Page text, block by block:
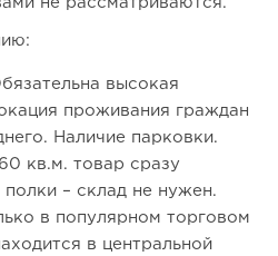
до бизнеса стоимостью
не рассматриваются.
высокая
проживания граждан
Наличие парковки.
кв.м. товар сразу
полки – склад не нужен.
в популярном торговом
в центральной